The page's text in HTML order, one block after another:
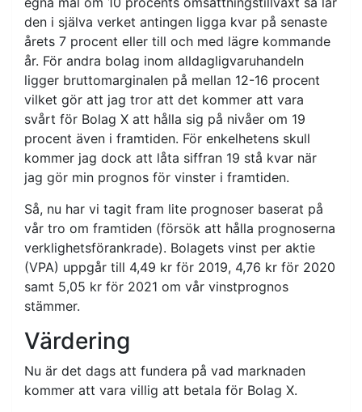
den i själva verket antingen ligga kvar på senaste
årets 7 procent eller till och med lägre kommande
år. För andra bolag inom alldagligvaruhandeln
ligger bruttomarginalen på mellan 12-16 procent
vilket gör att jag tror att det kommer att vara
svårt för Bolag X att hålla sig på nivåer om 19
procent även i framtiden. För enkelhetens skull
kommer jag dock att låta siffran 19 stå kvar när
jag gör min prognos för vinster i framtiden.
Så, nu har vi tagit fram lite prognoser baserat på
vår tro om framtiden (försök att hålla prognoserna
verklighetsförankrade). Bolagets vinst per aktie
(VPA) uppgår till 4,49 kr för 2019, 4,76 kr för 2020
samt 5,05 kr för 2021 om vår vinstprognos
stämmer.
Värdering
Nu är det dags att fundera på vad marknaden
kommer att vara villig att betala för Bolag X.